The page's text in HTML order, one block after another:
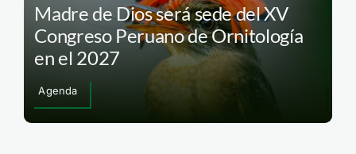
Madre de Dios será sede del XV
Congreso Peruano de Ornitología
en el 2027
Agenda